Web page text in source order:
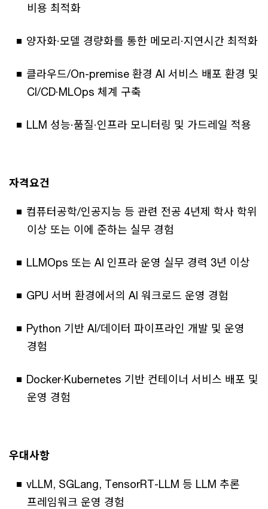
비용 최적화
양자화·모델 경량화를 통한 메모리·지연시간 최적화
클라우드/On-premise 환경 AI 서비스 배포 환경 및
CI/CD·MLOps 체계 구축
LLM 성능·품질·인프라 모니터링 및 가드레일 적용
자격요건
컴퓨터공학/인공지능 등 관련 전공 4년제 학사 학위
이상 또는 이에 준하는 실무 경험
LLMOps 또는 AI 인프라 운영 실무 경력 3년 이상
GPU 서버 환경에서의 AI 워크로드 운영 경험
Python 기반 AI/데이터 파이프라인 개발 및 운영
경험
Docker·Kubernetes 기반 컨테이너 서비스 배포 및
운영 경험
우대사항
vLLM, SGLang, TensorRT-LLM 등 LLM 추론
프레임워크 운영 경험